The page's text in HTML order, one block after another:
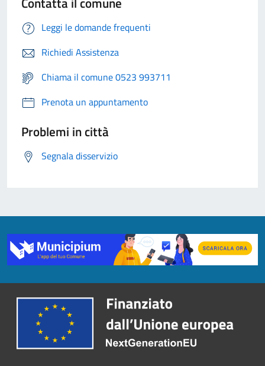
Leggi le domande frequenti
Richiedi Assistenza
Chiama il comune 0523 993711
Prenota un appuntamento
Problemi in città
Segnala disservizio